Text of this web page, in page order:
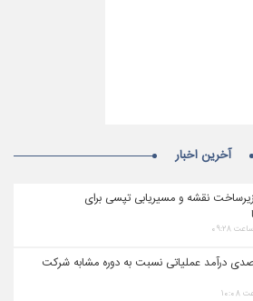
آخرین اخبار
نقشه و مسیریابی تپسی برای
۴۸درصدی درآمد عملیاتی نسبت به دوره مشابه شرکت